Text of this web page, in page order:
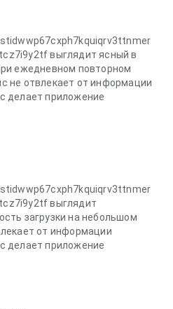
выглядит ясный в
ежедневном повторном
не отвлекает от информации
делает приложение
выглядит
загрузки на небольшом
от информации
делает приложение